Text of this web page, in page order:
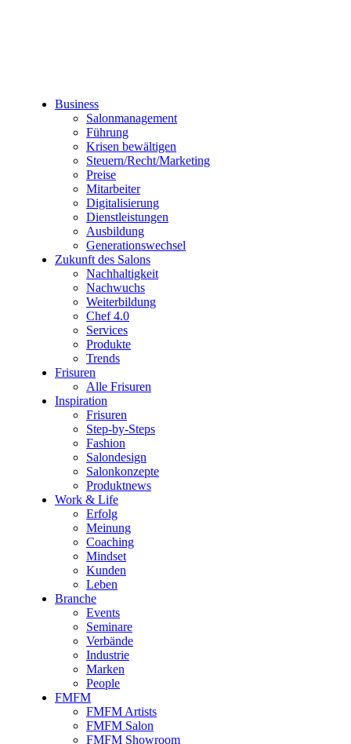
Business
Salonmanagement
Führung
Krisen bewältigen
Steuern/Recht/Marketing
Preise
Mitarbeiter
Digitalisierung
Dienstleistungen
Ausbildung
Generationswechsel
Zukunft des Salons
Nachhaltigkeit
Nachwuchs
Weiterbildung
Chef 4.0
Services
Produkte
Trends
Frisuren
Alle Frisuren
Inspiration
Frisuren
Step-by-Steps
Fashion
Salondesign
Salonkonzepte
Produktnews
Work & Life
Erfolg
Meinung
Coaching
Mindset
Kunden
Leben
Branche
Events
Seminare
Verbände
Industrie
Marken
People
FMFM
FMFM Artists
FMFM Salon
FMFM Showroom